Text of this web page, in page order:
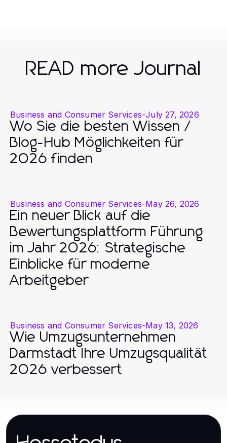
READ more Journal
Business and Consumer Services-July 27, 2026
Wo Sie die besten Wissen /
Blog-Hub Möglichkeiten für
2026 finden
Business and Consumer Services-May 26, 2026
Ein neuer Blick auf die
Bewertungsplattform Führung
im Jahr 2026: Strategische
Einblicke für moderne
Arbeitgeber
Business and Consumer Services-May 13, 2026
Wie Umzugsunternehmen
Darmstadt Ihre Umzugsqualität
2026 verbessert